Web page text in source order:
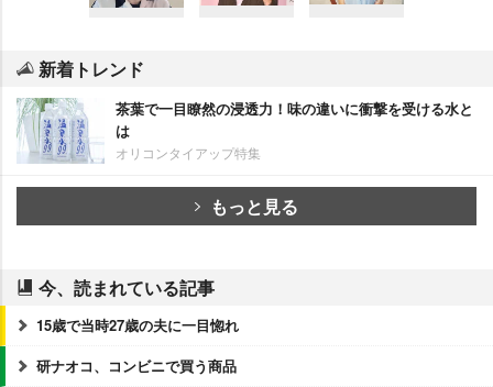
新着トレンド
茶葉で一目瞭然の浸透力！味の違いに衝撃を受ける水と
は
オリコンタイアップ特集
もっと見る
今、読まれている記事
15歳で当時27歳の夫に一目惚れ
研ナオコ、コンビニで買う商品